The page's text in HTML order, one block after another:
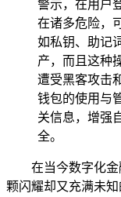
警示，在用户
在诸多危险，
如私钥、助记
产，而且这种
遭受黑客攻击
钱包的使用与
关信息，增强
全。
在当今数字化
颗闪耀却又充满未